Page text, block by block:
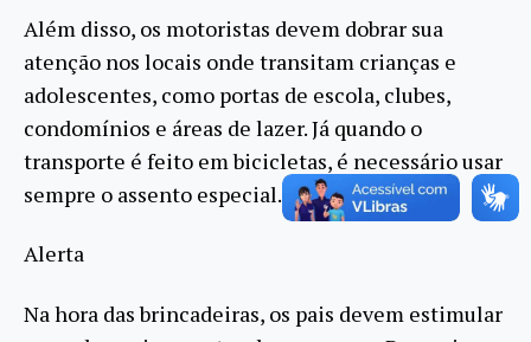
Além disso, os motoristas devem dobrar sua
atenção nos locais onde transitam crianças e
adolescentes, como portas de escola, clubes,
condomínios e áreas de lazer. Já quando o
transporte é feito em bicicletas, é necessário usar
sempre o assento especial.
Alerta
Na hora das brincadeiras, os pais devem estimular